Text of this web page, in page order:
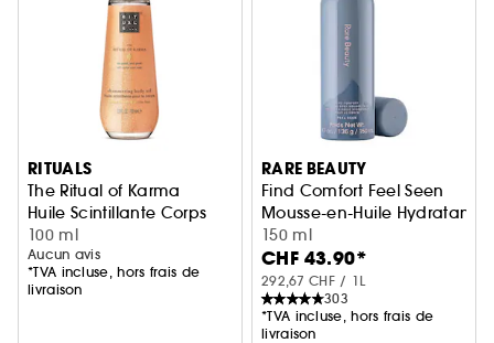
RITUALS
The Ritual of Karma
Huile Scintillante Corps
100 ml
Aucun avis
*TVA incluse, hors frais de
livraison
RARE BEAUTY
Find Comfort Feel Seen
Mousse-en-Huile Hydratante
150 ml
CHF 43.90*
292,67 CHF / 1L
303
*TVA incluse, hors frais de
livraison